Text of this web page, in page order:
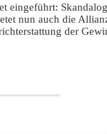
eingeführt:
nun auch die
der